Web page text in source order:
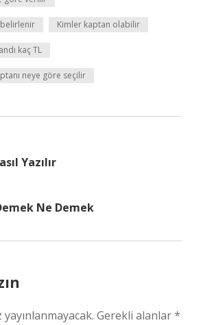
belirlenir Kimler kaptan olabilir
kaç TL
neye göre seçilir
Yazılır
Ne Demek
Gerekli alanlar*